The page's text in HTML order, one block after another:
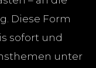
Diese Form
sofort und
unter